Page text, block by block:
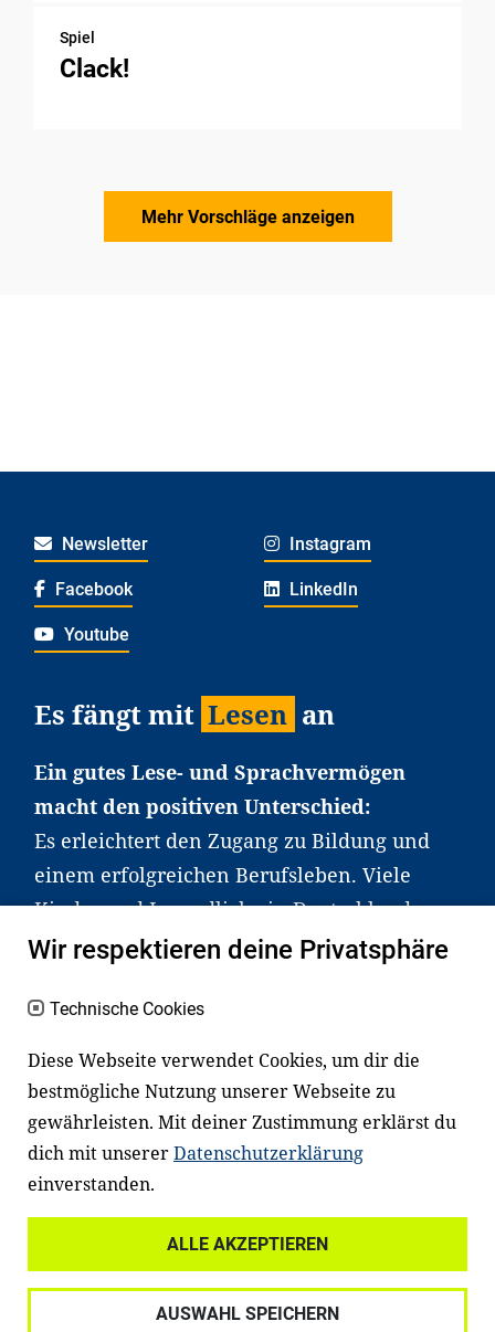
Spiel
Clack!
Mehr Vorschläge anzeigen
Newsletter Instagram
Facebook LinkedIn
Youtube
Es fängt mit Lesen an
Ein gutes Lese- und Sprachvermögen
macht den positiven Unterschied:
Es erleichtert den Zugang zu Bildung und
einem erfolgreichen Berufsleben. Viele
Kinder und Jugendliche in Deutschland
haben aber große Schwierigkeiten dabei.
an Familien sowie an Erzieher*innen,
Lehrer*innen und andere
Fachexpert*innen. Dafür arbeiten wir eng
mit Ministerien, wissenschaftlichen
Einrichtungen, Verbänden, Unternehmen
und anderen Stiftungen zusammen.
Datenschutz
Wir respektieren deine Privatsphäre
Technische Cookies
Diese Webseite verwendet Cookies, um dir die
bestmögliche Nutzung unserer Webseite zu
gewährleisten. Mit deiner Zustimmung erklärst du
dich mit unsererDatenschutzerklärung
einverstanden.
ALLE AKZEPTIEREN
AUSWAHL SPEICHERN